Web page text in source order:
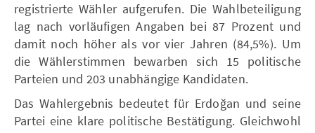
registrierte Wähler aufgerufen. Die Wahlbeteiligung
lag nach vorläufigen Angaben bei 87 Prozent und
damit noch höher als vor vier Jahren (84,5%). Um
die Wählerstimmen bewarben sich 15 politische
Parteien und 203 unabhängige Kandidaten.
Das Wahlergebnis bedeutet für Erdoğan und seine
Partei eine klare politische Bestätigung. Gleichwohl